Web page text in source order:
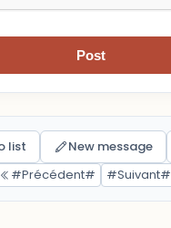
Post
list New message
#Précédent#
#Suivant#